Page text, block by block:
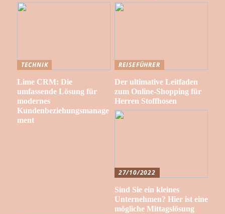
TECHNIK
Lime CRM: Die
umfassende Lösung für
modernes
Kundenbeziehungsmanage
ment
REISEFÜHRER
Der ultimative Leitfaden
zum Online-Shopping für
Herren Stoffhosen
27/10/2022
Sind Sie ein kleines
Unternehmen? Hier ist eine
mögliche Mittagslösung